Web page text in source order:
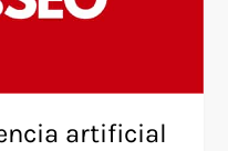
artificial